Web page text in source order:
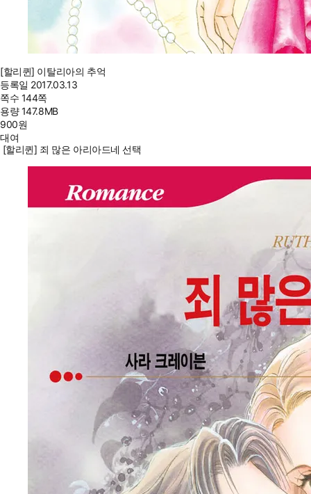
[할리퀸] 이탈리아의 추억
등록일 2017.03.13
쪽수 144쪽
용량147.8MB
900원
대여
[할리퀸] 죄 많은 아리아드네 선택